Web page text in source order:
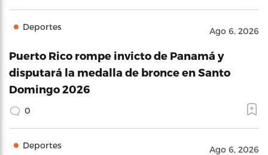
Deportes Ago 6, 2026
Puerto Rico rompe invicto de Panamá y
disputará la medalla de bronce en Santo
Domingo 2026
0
Deportes Ago 6, 2026